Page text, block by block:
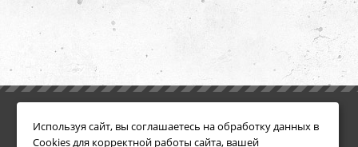
Условия возврата
Акции
Используя сайт, вы соглашаетесь на обработку данных в
Cookies для корректной работы сайта, вашей